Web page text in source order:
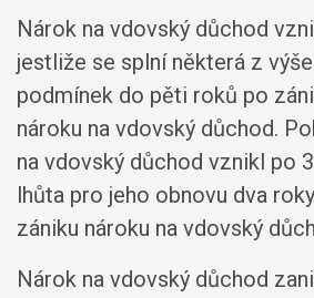
Nárok na vdovský důchod
jestliže se splní některá z
podmínek do pěti roků po
nároku na vdovský důchod.
na vdovský důchod vznikl po
lhůta pro jeho obnovu dva
zániku nároku na vdovský
Nárok na vdovský důchod